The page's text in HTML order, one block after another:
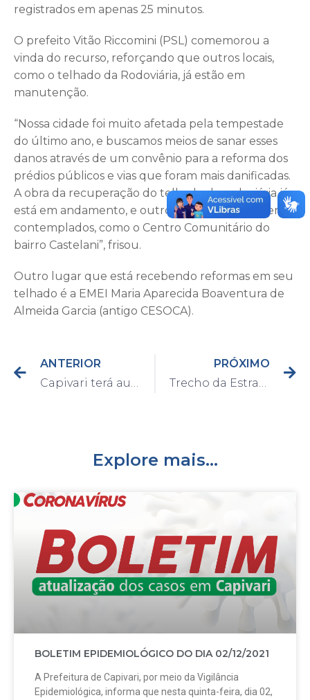
registrados em apenas 25 minutos.
O prefeito Vitão Riccomini (PSL) comemorou a
vinda do recurso, reforçando que outros locais,
como o telhado da Rodoviária, já estão em
manutenção.
“Nossa cidade foi muito afetada pela tempestade
do último ano, e buscamos meios de sanar esses
danos através de um convênio para a reforma dos
prédios públicos e vias que foram mais danificadas.
A obra da recuperação do telhado da rodoviária já
está em andamento, e outros locais também serão
contemplados, como o Centro Comunitário do
bairro Castelani”, frisou.
Outro lugar que está recebendo reformas em seu
telhado é a EMEI Maria Aparecida Boaventura de
Almeida Garcia (antigo CESOCA).
ANTERIOR
Capivari terá auxílio financeiro às famílias de baixa renda que perderam parentes vítimas da COVID-19
PRÓXIMO
Trecho da Estrada Municipal que liga Capivari a Mombuca será interditado na manhã desta quarta-feira, dia 30; desvio de trânsito será elaborado
Explore mais...
BOLETIM EPIDEMIOLÓGICO DO DIA 02/12/2021
A Prefeitura de Capivari, por meio da Vigilância
Epidemiológica, informa que nesta quinta-feira, dia 02,